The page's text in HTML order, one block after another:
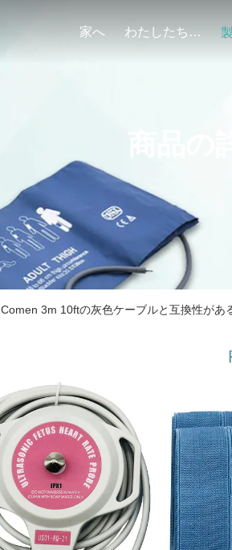
家へ わたしたち に つい て
Comen 3m 10ftの灰色ケーブルと互換性があ